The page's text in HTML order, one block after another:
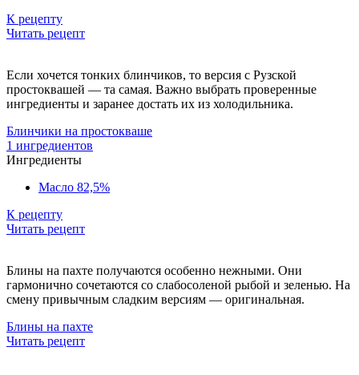
К рецепту
Читать рецепт
Если хочется тонких блинчиков, то версия с Рузской
простоквашей — та самая. Важно выбрать проверенные
ингредиенты и заранее достать их из холодильника.
Блинчики на простокваше
1 ингредиентов
Ингредиенты
Масло 82,5%
К рецепту
Читать рецепт
Блины на пахте получаются особенно нежными. Они
гармонично сочетаются со слабосоленой рыбой и зеленью. На
смену привычным сладким версиям — оригинальная.
Блины на пахте
Читать рецепт